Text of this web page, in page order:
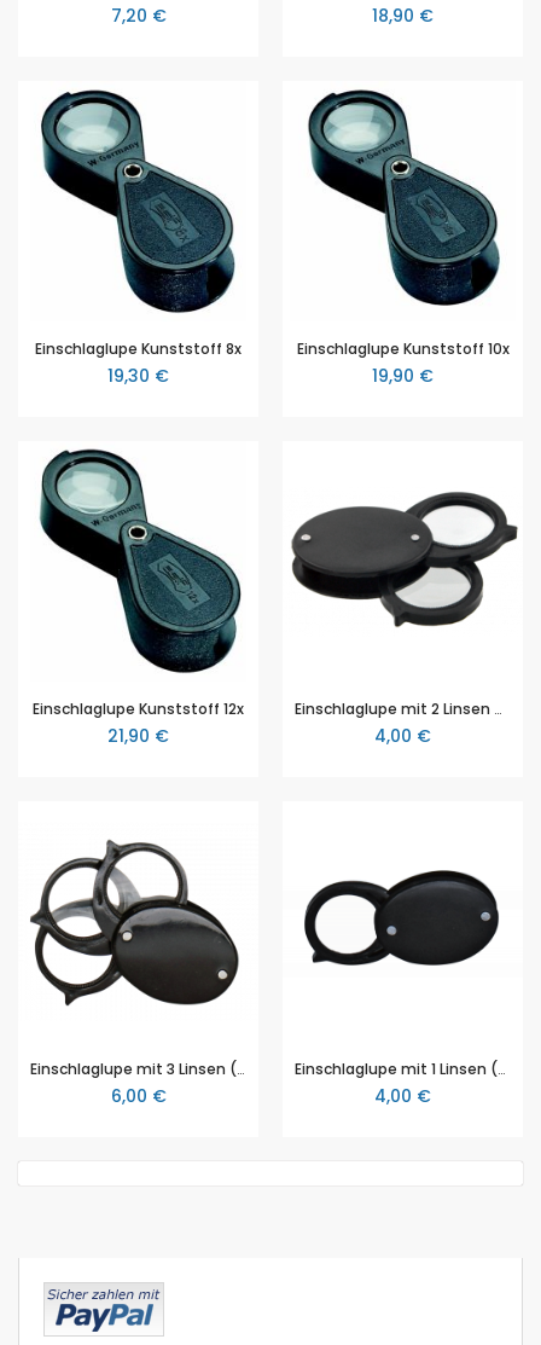
7,20 € 18,90 €
Einschlaglupe Kunststoff 8x
19,30 €
Einschlaglupe Kunststoff 10x
19,90 €
Einschlaglupe Kunststoff 12x
21,90 €
Einschlaglupe mit 2 Linsen Ø 22 mm (4x und 8x)
4,00 €
Einschlaglupe mit 3 Linsen (5x, 10x und 15x), Objektiv Ø 22 mm
6,00 €
Einschlaglupe mit 1 Linsen (4x) Objektiv Ø 22 mm
4,00 €